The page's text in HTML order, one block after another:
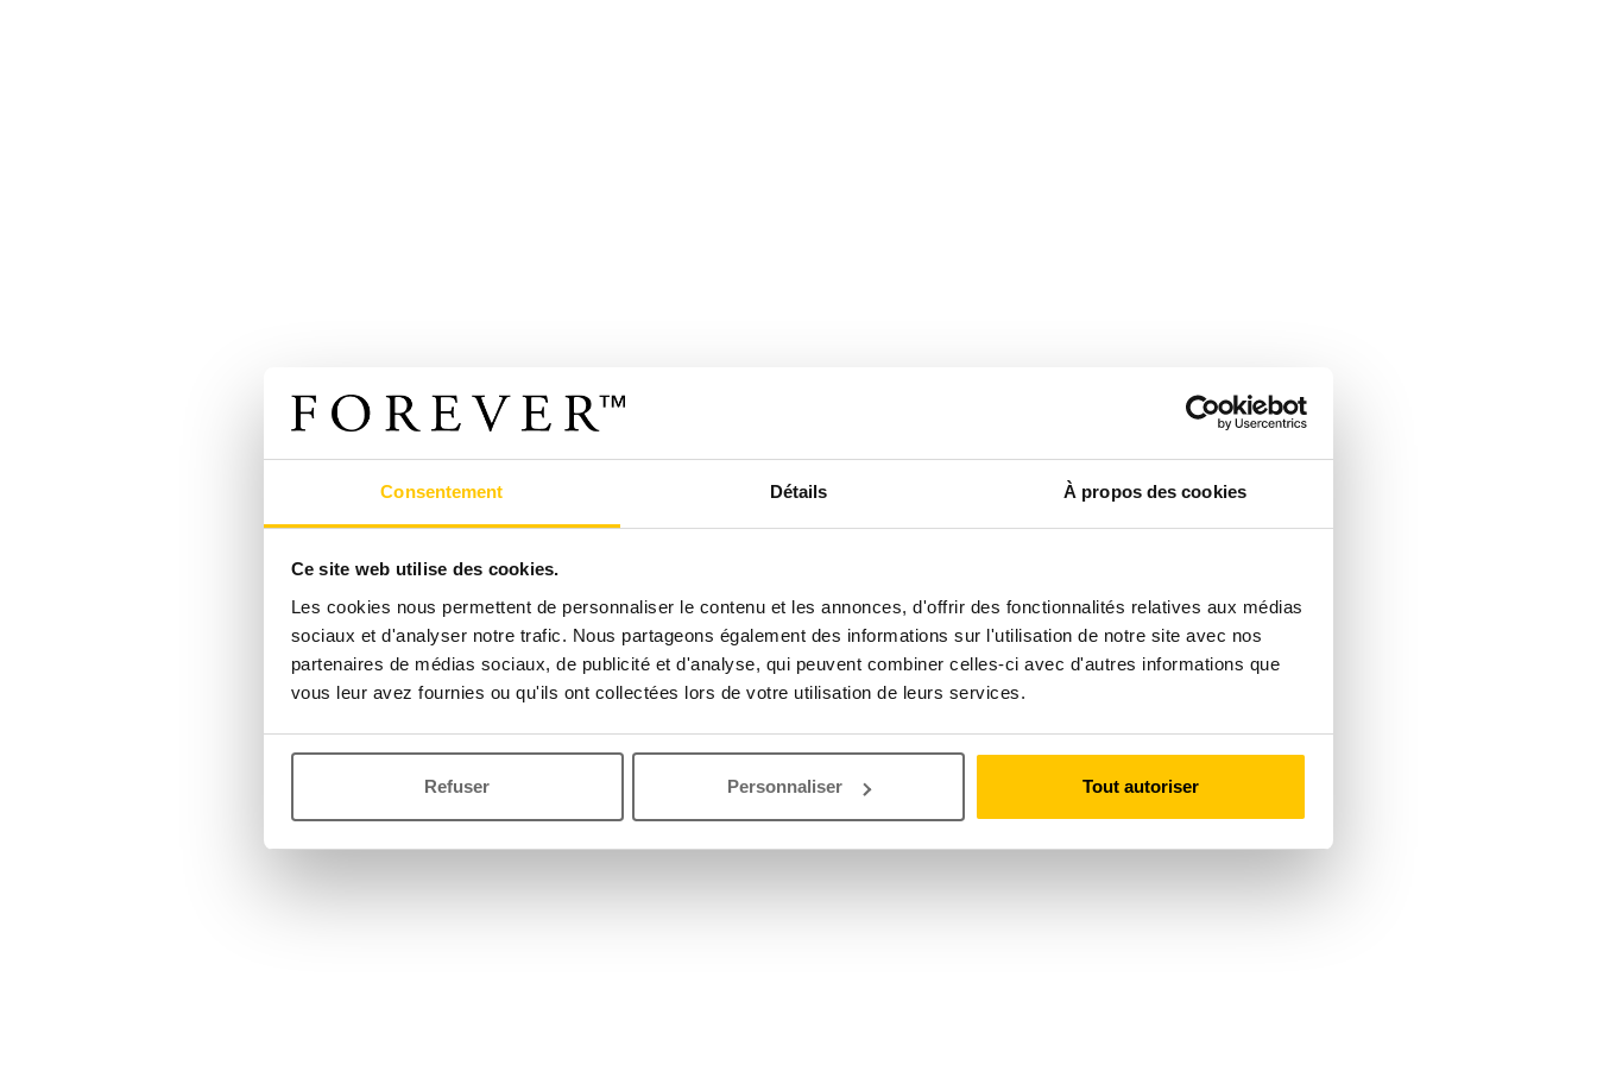
Consentement Détails À propos des cookies
Ce site web utilise des cookies.
Les cookies nous permettent de personnaliser le contenu et les annonces, d'offrir des fonctionnalités relatives aux médias
sociaux et d'analyser notre trafic. Nous partageons également des informations sur l'utilisation de notre site avec nos
partenaires de médias sociaux, de publicité et d'analyse, qui peuvent combiner celles-ci avec d'autres informations que
vous leur avez fournies ou qu'ils ont collectées lors de votre utilisation de leurs services.
Refuser Personnaliser Tout autoriser